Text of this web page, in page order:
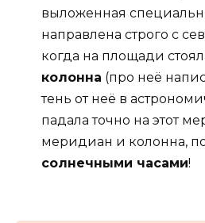
выложенная
направлена строго с
когда на площади
колонна (про неё
тень от неё в
падала точно на этот
меридиан и колонна,
солнечными часами!